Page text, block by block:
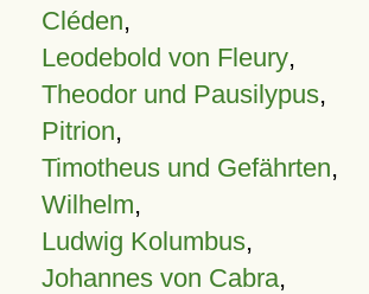
Cléden,
Leodebold von Fleury,
Theodor und Pausilypus,
Pitrion,
Timotheus und Gefährten,
Wilhelm,
Ludwig Kolumbus,
Johannes von Cabra,